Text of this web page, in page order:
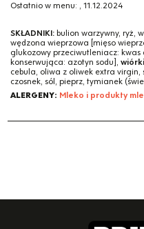
Ostatnio w menu: , 11.12.2024
SKŁADNIKI: bulion warzywny, ryż,
wędzona wieprzowa [mięso
glukozowy przeciwutleniacz:
konserwująca: azotyn sodu],
cebula, oliwa z oliwek extra virgin,
czosnek, sól, pieprz, tymianek
ALERGENY: Mleko i produkty